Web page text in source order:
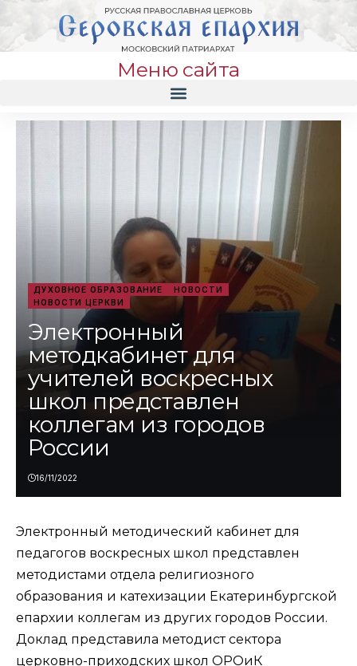
Меню сайта
ДУХОВНОЕ ОБРАЗОВАНИЕ
НОВОСТИ
НОВОСТИ ЦЕРКВИ
Электронный
методкабинет для
учителей воскресных
школ представлен
коллегам из городов
России
16/11/2022
Электронный методический кабинет для
педагогов воскресных школ представлен
методистами отдела религиозного
образования и катехизации Екатеринбургской
епархии коллегам из других городов России.
Доклад представила методист сектора
церковно-приходских школ ОРОиК